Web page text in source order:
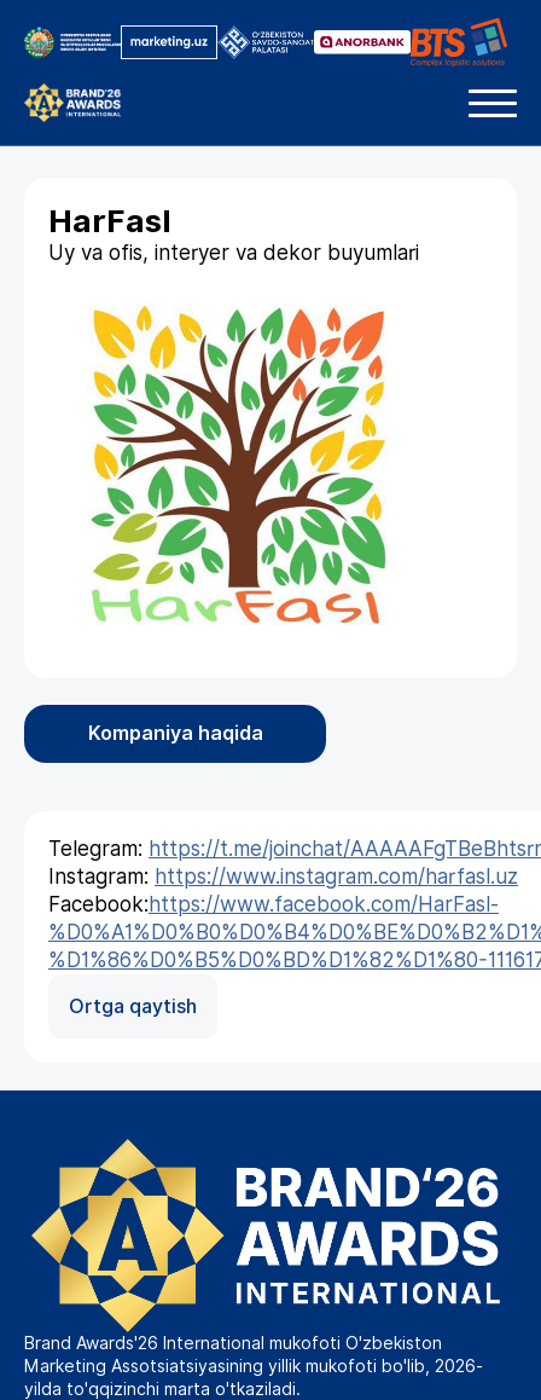
HarFasl
Uy va ofis, interyer va dekor buyumlari
Kompaniya haqida
Telegram: https://t.me/joinchat/
Instagram: https://www.instagram.com/harfasl.uz
Facebook: https://www.facebook.com/HarFasl-
%D1%86%D0%B5%D0%BD%D1%82%D1%80-
Ortga qaytish
Brand Awards'26 International mukofoti O'zbekiston
Marketing Assotsiatsiyasining yillik mukofoti bo'lib, 2026-
yilda to'qqizinchi marta o'tkaziladi.